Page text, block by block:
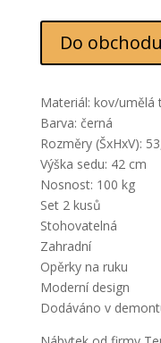
Do obchodu
Materiál: kov/umělá
Barva: černá
Rozměry (ŠxHxV):
Výška sedu: 42 cm
Nosnost: 100 kg
Set 2 kusů
Stohovatelná
Zahradní
Opěrky na ruku
Moderní design
Dodáváno v